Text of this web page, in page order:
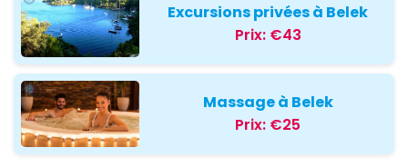
Excursions privées à Belek
Prix: €43
Massage à Belek
Prix: €25